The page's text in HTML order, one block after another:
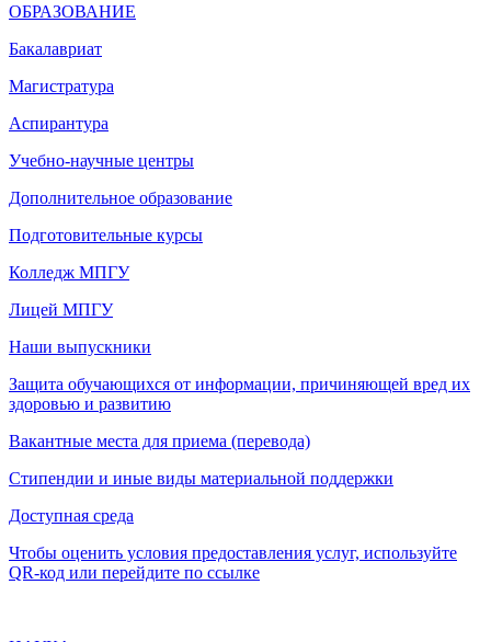
ОБРАЗОВАНИЕ
Бакалавриат
Магистратура
Аспирантура
Учебно-научные центры
Дополнительное образование
Подготовительные курсы
Колледж МПГУ
Лицей МПГУ
Наши выпускники
Защита обучающихся от информации, причиняющей вред их
здоровью и развитию
Вакантные места для приема (перевода)
Стипендии и иные виды материальной поддержки
Доступная среда
Чтобы оценить условия предоставления услуг, используйте
QR-код или перейдите по ссылке